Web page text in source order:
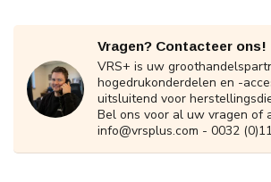
Vragen? Contacteer ons!
VRS+ is uw
hogedrukonderdelen en -
uitsluitend voor
Bel ons voor al uw vragen of
info@vrsplus.com - 0032